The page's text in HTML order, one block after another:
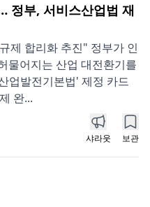
정부, 서비스산업법 재
제 합리화 추진" 정부가 인
물어지는 산업 대전환기를
업발전기본법' 제정 카드
완...
샤라웃 보관